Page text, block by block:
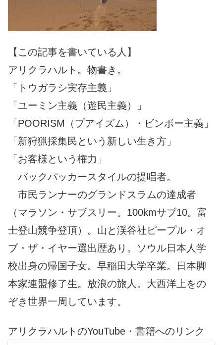
【この記事を書いている人】
アリクラハルト。物書き。
「トウガラシ実存主義」
「ユーミン主義（遊民主義）」
「POORISM（プアイズム）・ビンボー主義」
「新狩猟採集民という新しい生き方」
「お客様という権力」
バックパッカースタイルの提唱者。
市民ランナーのグランドスラムの達成者
（マラソン・サブスリー。100kmサブ10。富
士登山競争登頂）。山と渓谷社ピープル・オ
ブ・ザ・イヤー選出歴あり。ソウル日本人学
校出身の帰国子女。早稲田大学卒業。日本脚
本家連盟修了生。放浪の旅人。大西洋上をの
ぞき世界一周しています。
アリクラハルトのYouTube・書籍へのリンク